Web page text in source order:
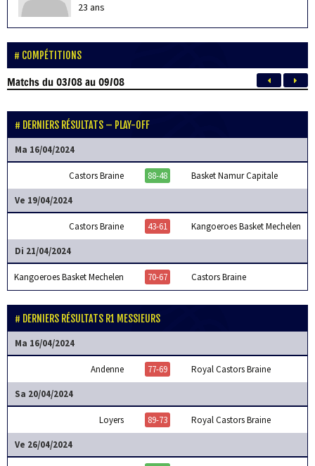
23 ans
COMPÉTITIONS
Matchsdu 03/08 au 09/08
DERNIERS RÉSULTATS – PLAY-OFF
Ma 16/04/2024
Castors Braine 88-48 Basket Namur Capitale
Ve 19/04/2024
Castors Braine 43-61 Kangoeroes Basket Mechelen
Di 21/04/2024
Kangoeroes Basket Mechelen 70-67 Castors Braine
DERNIERS RÉSULTATS R1 MESSIEURS
Ma 16/04/2024
Andenne 77-69 Royal Castors Braine
Sa 20/04/2024
Loyers 89-73 Royal Castors Braine
Ve 26/04/2024